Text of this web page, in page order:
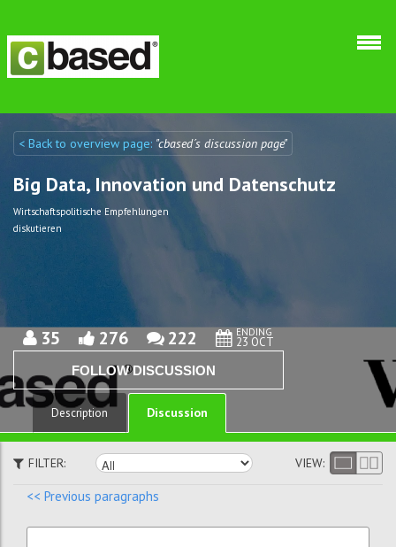
Discuto
Discuto
< Back to overview page: "cbased´s discussion page"
Big Data, Innovation und Datenschutz
Wirtschaftspolitische Empfehlungen
diskutieren
35 276 222 ENDING
23 OCT
FOLLOW DISCUSSION
Description Discussion
FILTER: VIEW:
<< Previous paragraphs